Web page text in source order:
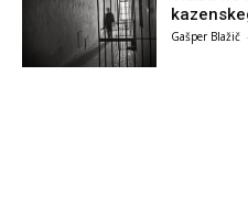
Gašper Blažič -